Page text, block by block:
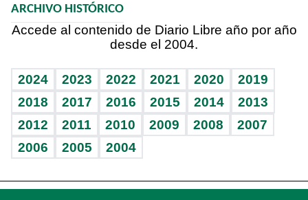
Vida y familia
Eñe
Celebrando la vida
Sin complejos
En pocas palabras
BRV
TBT Deportivo
Más firmas
Hecho en casa
Guía del dinero
Cumpleaños
Horóscopos
Juegos
ARCHIVO HISTÓRICO
Accede al contenido de Diario Libre año por año
desde el 2004.
2024 2023 2022 2021 2020
2019
2018
2017 2016 2015 2014
2013
2012
2011 2010 2009 2008
2007
2006
2005 2004